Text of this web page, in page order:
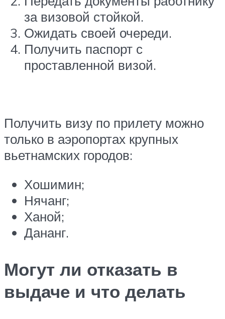
за визовой стойкой.
Ожидать своей очереди.
Получить паспорт с
проставленной визой.
Получить визу по прилету можно
только в аэропортах крупных
вьетнамских городов:
Хошимин;
Нячанг;
Ханой;
Дананг.
Могут ли отказать в
выдаче и что делать